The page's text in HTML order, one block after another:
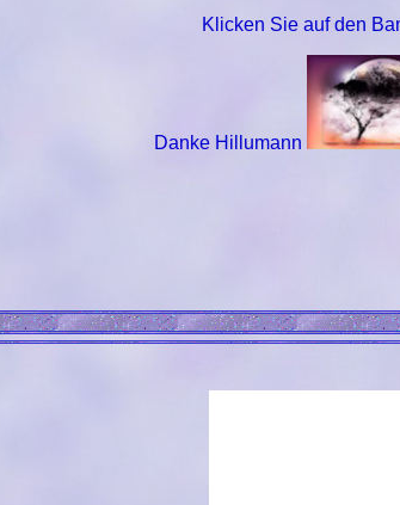
Klicken Sie auf den
Danke Hillumann